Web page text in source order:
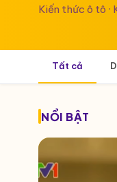
Kiến thức ô tô ·
Tất cả
NỔI BẬT